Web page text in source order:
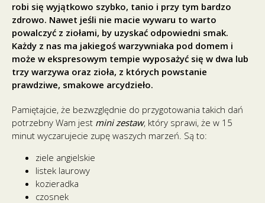
robi się wyjątkowo szybko, tanio i przy tym bardzo
zdrowo. Nawet jeśli nie macie wywaru to warto
powalczyć z ziołami, by uzyskać odpowiedni smak.
Każdy z nas ma jakiegoś warzywniaka pod domem i
może w ekspresowym tempie wyposażyć się w dwa lub
trzy warzywa oraz zioła, z których powstanie
prawdziwe, smakowe arcydzieło.
Pamiętajcie, że bezwzględnie do przygotowania takich dań
potrzebny Wam jest mini zestaw, który sprawi, że w 15
minut wyczarujecie zupę waszych marzeń. Są to:
ziele angielskie
listek laurowy
kozieradka
czosnek